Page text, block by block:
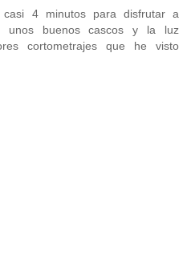
4 minutos para disfrutar a
unos buenos cascos y la luz
cortometrajes que he visto